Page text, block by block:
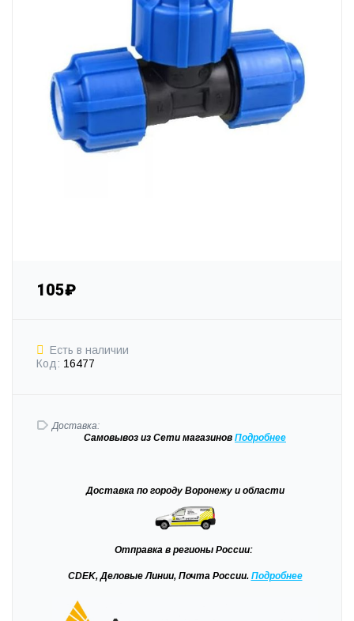
105₽
Есть в наличии
Код: 16477
Доставка:
Самовывоз из Сети магазинов Подробнее
Доставка по городу Воронежу и области
Отправка в регионы России:
CDEK, Деловые Линии, Почта России. Подробнее